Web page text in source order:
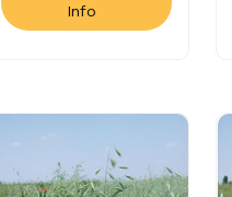
Info